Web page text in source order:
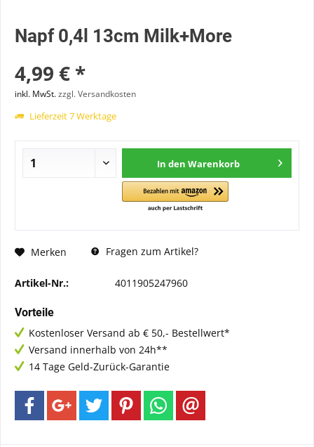
Napf 0,4l 13cm Milk+More
4,99 € *
inkl. MwSt.zzgl. Versandkosten
Lieferzeit 7 Werktage
In den Warenkorb
Merken Fragen zum Artikel?
Artikel-Nr.: 4011905247960
Vorteile
Kostenloser Versand ab € 50,- Bestellwert*
Versand innerhalb von 24h**
14 Tage Geld-Zurück-Garantie